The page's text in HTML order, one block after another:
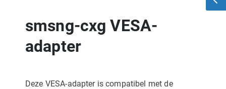
smsng-cxg VESA-
adapter
Deze VESA-adapter is compatibel met de